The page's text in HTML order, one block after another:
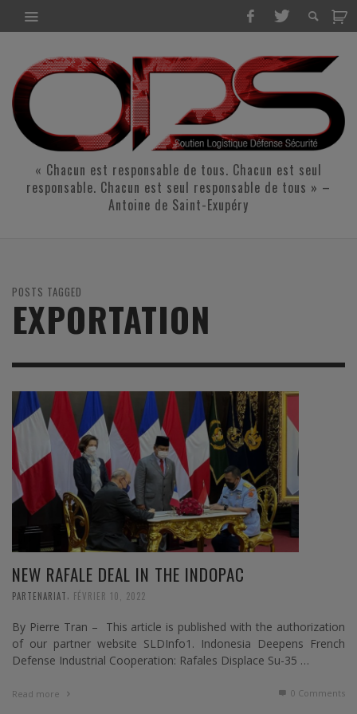
« Chacun est responsable de tous. Chacun est seul
responsable. Chacun est seul responsable de tous » –
Antoine de Saint-Exupéry
POSTS TAGGED
EXPORTATION
NEW RAFALE DEAL IN THE INDOPAC
PARTENARIAT FÉVRIER 10, 2022
By Pierre Tran – This article is published with the authorization
of our partner website SLDInfo1. Indonesia Deepens French
Defense Industrial Cooperation: Rafales Displace Su-35 …
Read more 0 Comments